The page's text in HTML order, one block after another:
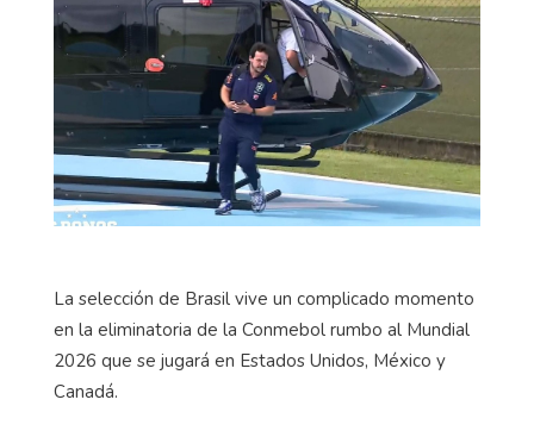
La selección de Brasil vive un complicado momento
en la eliminatoria de la Conmebol rumbo al Mundial
2026 que se jugará en Estados Unidos, México y
Canadá.